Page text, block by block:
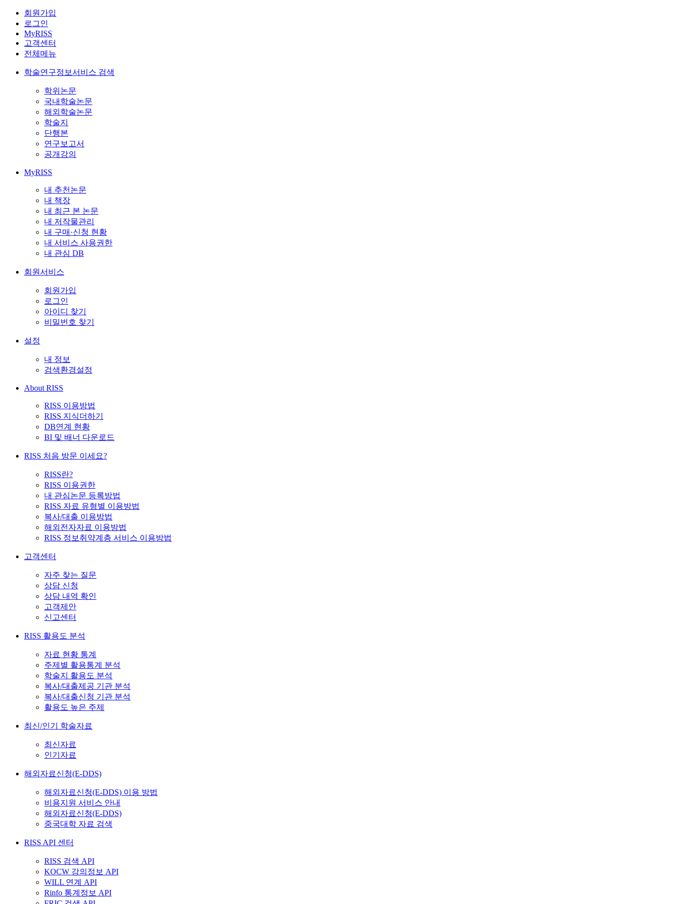
회원가입
로그인
MyRISS
고객센터
전체메뉴
학술연구정보서비스 검색
학위논문
국내학술논문
해외학술논문
학술지
단행본
연구보고서
공개강의
MyRISS
내 추천논문
내 책장
내 최근 본 논문
내 저작물관리
내 구매·신청 현황
내 서비스 사용권한
내 관심 DB
회원서비스
회원가입
로그인
아이디 찾기
비밀번호 찾기
설정
내 정보
검색환경설정
About RISS
RISS 이용방법
RISS 지식더하기
DB연계 현황
BI 및 배너 다운로드
RISS 처음 방문 이세요?
RISS란?
RISS 이용권한
내 관심논문 등록방법
RISS 자료 유형별 이용방법
복사/대출 이용방법
해외전자자료 이용방법
RISS 정보취약계층 서비스 이용방법
고객센터
자주 찾는 질문
상담 신청
상담 내역 확인
고객제안
신고센터
RISS 활용도 분석
자료 현황 통계
주제별 활용통계 분석
학술지 활용도 분석
복사/대출제공 기관 분석
복사/대출신청 기관 분석
활용도 높은 주제
최신/인기 학술자료
최신자료
인기자료
해외자료신청(E-DDS)
해외자료신청(E-DDS) 이용 방법
비용지원 서비스 안내
해외자료신청(E-DDS)
중국대학 자료 검색
RISS API 센터
RISS 검색 API
KOCW 강의정보 API
WILL 연계 API
Rinfo 통계정보 API